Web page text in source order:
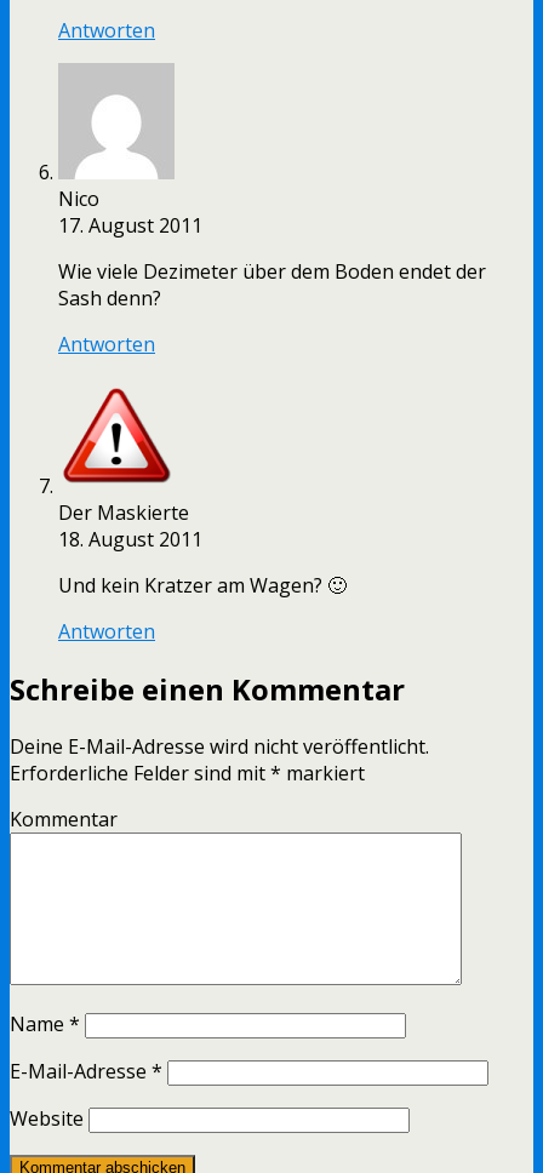
Antworten
Nico
17. August 2011
Wie viele Dezimeter über dem Boden endet der
Sash denn?
Antworten
Der Maskierte
18. August 2011
Und kein Kratzer am Wagen? 🙂
Antworten
Schreibe einen Kommentar
Deine E-Mail-Adresse wird nicht veröffentlicht.
Erforderliche Felder sind mit* markiert
Kommentar
Name *
E-Mail-Adresse *
Website